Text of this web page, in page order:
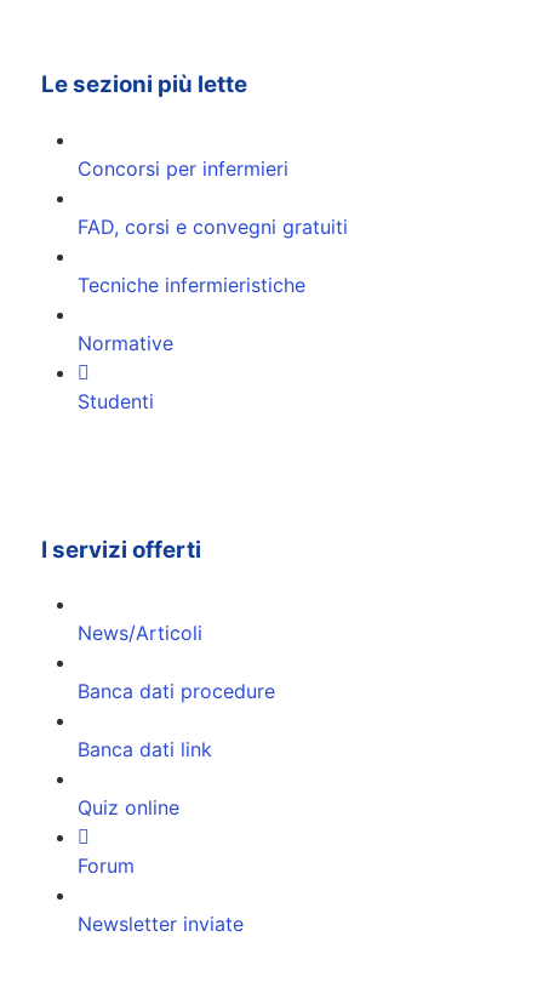
Le sezioni più lette
Concorsi per infermieri
FAD, corsi e convegni gratuiti
Tecniche infermieristiche
Normative
Studenti
I servizi offerti
News/Articoli
Banca dati procedure
Banca dati link
Quiz online
Forum
Newsletter inviate